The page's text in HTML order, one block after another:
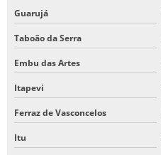
Guarujá
Taboão da Serra
Embu das Artes
Itapevi
Ferraz de Vasconcelos
Itu